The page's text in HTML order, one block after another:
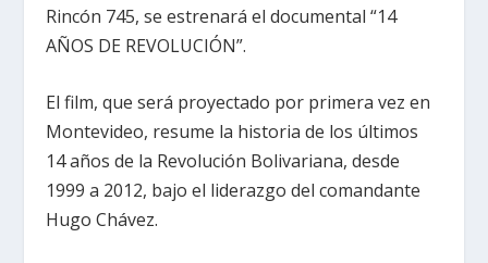
Rincón 745, se estrenará el documental “14
AÑOS DE REVOLUCIÓN”.
El film, que será proyectado por primera vez en
Montevideo, resume la historia de los últimos
14 años de la Revolución Bolivariana, desde
1999 a 2012, bajo el liderazgo del comandante
Hugo Chávez.